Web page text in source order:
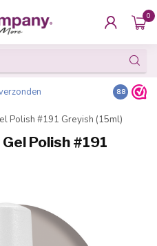
0
8.8
Polish #191 Greyish (15ml)
Polish #191